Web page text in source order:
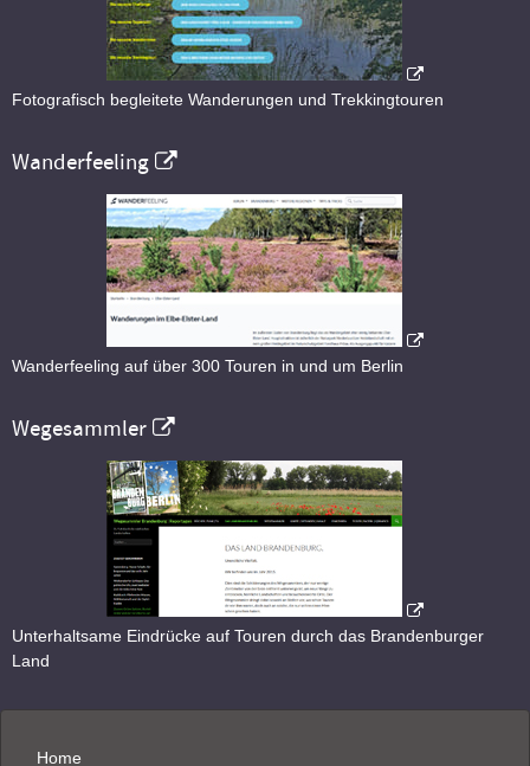
Fotografisch begleitete Wanderungen und Trekkingtouren
Wanderfeeling
Wanderfeeling auf über 300 Touren in und um Berlin
Wegesammler
Unterhaltsame Eindrücke auf Touren durch das Brandenburger
Land
Home